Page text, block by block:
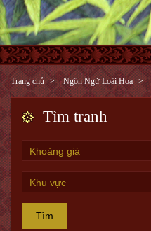
Trang chủ Ngôn Ngữ Loài Hoa
Tìm tranh
Tìm